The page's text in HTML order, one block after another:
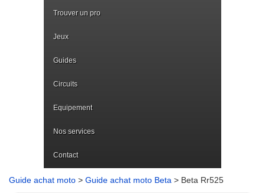
Trouver un pro
Jeux
Guides
Circuits
Equipement
Nos services
Contact
Guide achat moto > Guide achat moto Beta > Beta Rr525